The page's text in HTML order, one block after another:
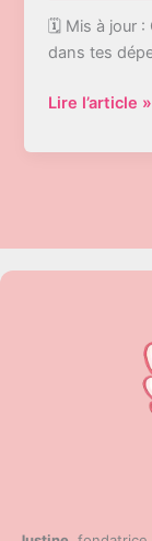
🗓️ Mis à jour :
dans tes
Tableau
budget
Lire l’article »